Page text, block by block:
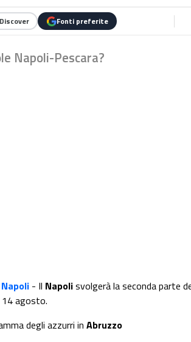
Discover Fonti preferite
Napoli-Pescara?
- Il Napolisvolgerà la seconda parte
14 agosto.
degli azzurri in Abruzzo